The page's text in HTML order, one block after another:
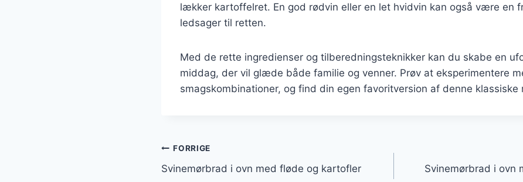
lækker kartoffelret. En god rødvin eller en let hvidvin kan også være en
ledsager til retten.
Med de rette ingredienser og tilberedningsteknikker kan du skabe en
middag, der vil glæde både familie og venner. Prøv at eksperimentere
smagskombinationer, og find din egen favoritversion af denne klassiske
Indlægsnavigation
FORRIGE
Svinemørbrad i ovn med fløde og kartofler
Svinemørbrad i ovn